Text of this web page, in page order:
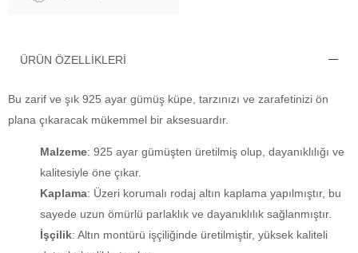
ÜRÜN ÖZELLIKLERI
Bu zarif ve şık 925 ayar gümüş küpe, tarzınızı ve zarafetinizi ön
plana çıkaracak mükemmel bir aksesuardır.
Malzeme: 925 ayar gümüşten üretilmiş olup, dayanıklılığı ve
kalitesiyle öne çıkar.
Kaplama: Üzeri korumalı rodaj altın kaplama yapılmıştır, bu
sayede uzun ömürlü parlaklık ve dayanıklılık sağlanmıştır.
İşçilik: Altın montürü işçiliğinde üretilmiştir, yüksek kaliteli